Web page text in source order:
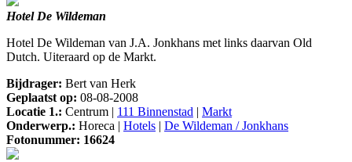
Hotel De Wildeman
Hotel De Wildeman van J.A. Jonkhans met links daarvan Old
Dutch. Uiteraard op de Markt.
Bijdrager: Bert van Herk
Geplaatst op: 08-08-2008
Locatie 1.: Centrum | 111 Binnenstad | Markt
Onderwerp.: Horeca | Hotels | De Wildeman / Jonkhans
Fotonummer: 16624